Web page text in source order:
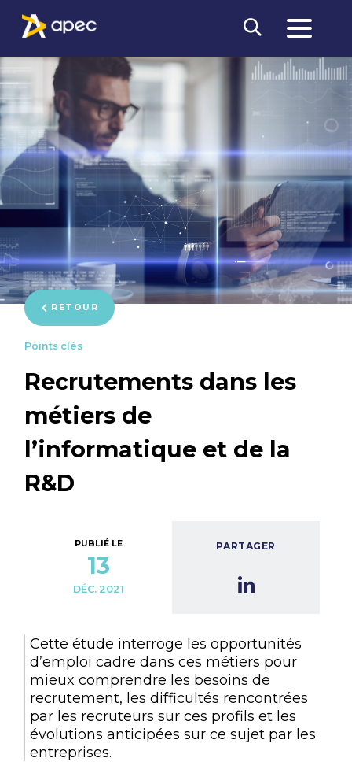
RETOUR
Points clés
Recrutements dans les
métiers de
l’informatique et de la
R&D
PUBLIÉ LE
13
DÉC. 2021
PARTAGER
Cette étude interroge les opportunités
d’emploi cadre dans ces métiers pour
mieux comprendre les besoins de
recrutement, les difficultés rencontrées
par les recruteurs sur ces profils et les
évolutions anticipées sur ce sujet par les
entreprises.